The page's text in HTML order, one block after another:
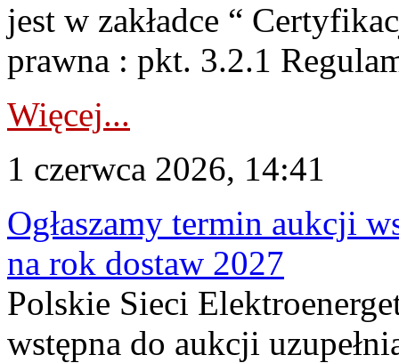
jest w zakładce “
prawna : pkt. 3.2.1
Więcej...
1 czerwca 2026, 14:41
Ogłaszamy termin aukcji
na rok dostaw 2027
Polskie Sieci
wstępna do aukcji